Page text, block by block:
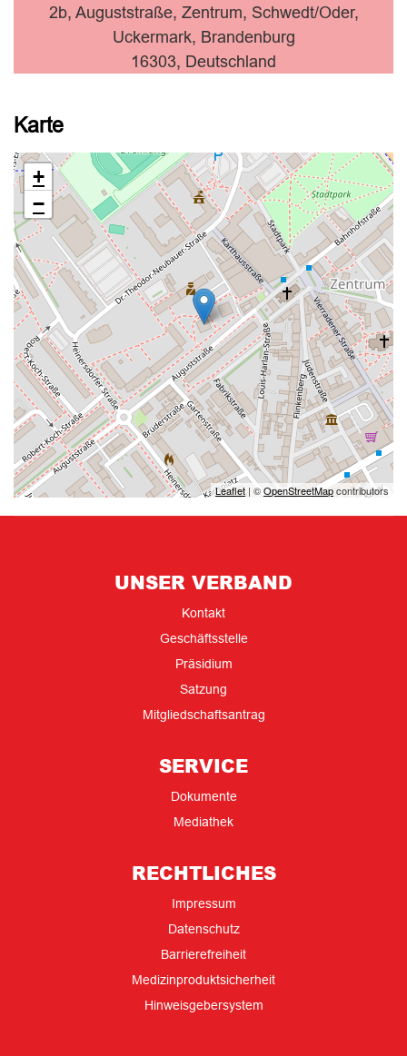
2b, Auguststraße, Zentrum, Schwedt/Oder,
Uckermark, Brandenburg
16303, Deutschland
Karte
+
−
Leaflet | ©OpenStreetMapcontributors
UNSER VERBAND
Kontakt
Geschäftsstelle
Präsidium
Satzung
Mitgliedschaftsantrag
SERVICE
Dokumente
Mediathek
RECHTLICHES
Impressum
Datenschutz
Barrierefreiheit
Medizinproduktsicherheit
Hinweisgebersystem